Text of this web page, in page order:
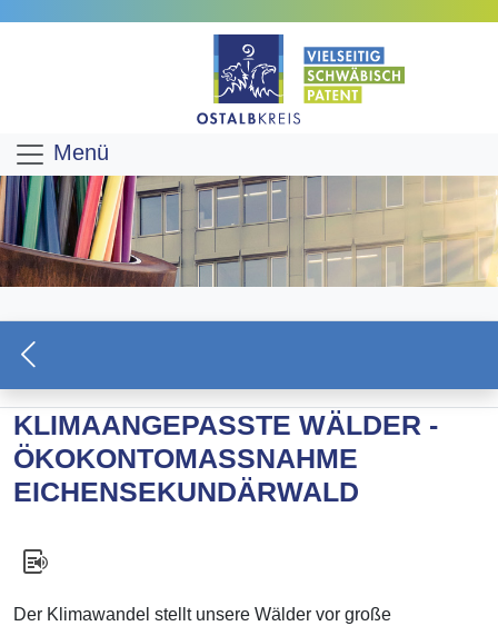
Menü
KLIMAANGEPASSTE WÄLDER -
ÖKOKONTOMASSNAHME E
ICHENSEKUNDÄRWALD
Der Klimawandel stellt unsere Wälder vor große